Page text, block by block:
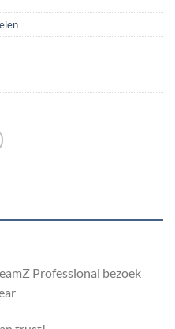
Professional bezoek